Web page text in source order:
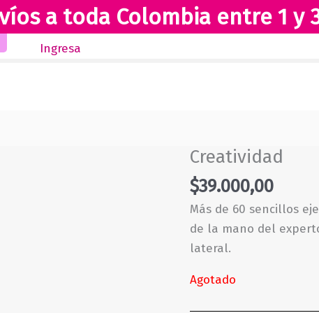
a toda Colombia entre 1 y
Inicio Novedades Revista Club Lectores
Ingresa
Creatividad
$39.000,00
Más de 60 sencillos
de la mano del
lateral.
Agotado